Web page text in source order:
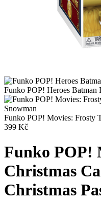
Funko POP! Heroes Batman
Funko POP! Movies: Frosty
399 Kč
Funko POP!
Christmas
Christmas